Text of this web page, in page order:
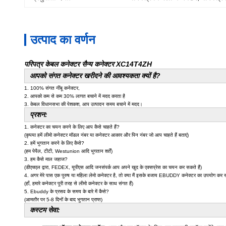
उत्पाद का वर्णन
परिपत्र केबल कनेक्टर सैन्य कनेक्टर XC14T4ZH
आपको संगत कनेक्टर खरीदने की आवश्यकता क्यों है?
1. 100% संगत नींबू कनेक्टर,
2. आपको कम से कम 30% लागत बचाने में मदद करता है
3. केबल विधानसभा की पेशकश, आप उत्पादन समय बचाने में मदद।
प्रशन:
1. कनेक्टर का चयन करने के लिए आप कैसे चाहते हैं?
(कृपया हमें लीमो कनेक्टर मॉडल नंबर या कनेक्टर आकार और पिन नंबर जो आप चाहते हैं बताएं)
2. हमें भुगतान करने के लिए कैसे?
(हम पेपैल, टीटी, Westunion आदि भुगतान शर्तें)
3. हम कैसे माल जहाज?
(डीएचएल द्वारा, FEDEX, यूपीएस आदि जनसंपर्क आप अपने खुद के एक्सप्रेस का चयन कर सकते हैं)
4. अगर मेरे पास एक पुरुष या महिला लेमो कनेक्टर है, तो क्या मैं इसके बजाय EBUDDY कनेक्टर का उपयोग कर
(हाँ, हमारे कनेक्टर पूरी तरह से लीमो कनेक्टर के साथ संगत हैं)
5. Ebuddy के प्रसव के समय के बारे में कैसे?
(आमतौर पर 5-8 दिनों के बाद भुगतान प्राप्त)
कस्टम सेवा: